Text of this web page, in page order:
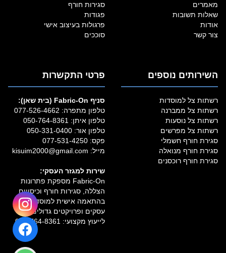
מאמרים
שאלות תשובות
אודות
צור קשר
סגירות חורף
פגודות
פרגולות בעיצוב אישי
סוככים
השירותים נוספים
רשתות צל למוסדות
רשתות צל ממברנה
רשתות צל נוסעות
רשתות צל מפרשים
סגירת חורף חשמלי
סגירת חורף מנואלה
סגירת חורף רוכסנים
פרטי התקשרות
סניף Fabric‑On (בית שאן):
טלפון מתפרה: 077-526-4662
טלפון איתן: 050-764-8361
טלפון אור: 050-331-0400
פקס: 077-531-4250
מייל: kisuim2000@gmail.com
שירות למגזר העסקי:
Fabric‑On מספקת פתרונות
הצללה, סגירות חורף וכיסויים
בהתאמה אישית למוסדות,
עסקים ופרויקטים גדולים.
לייעוץ מקצועי: 050-764-8361